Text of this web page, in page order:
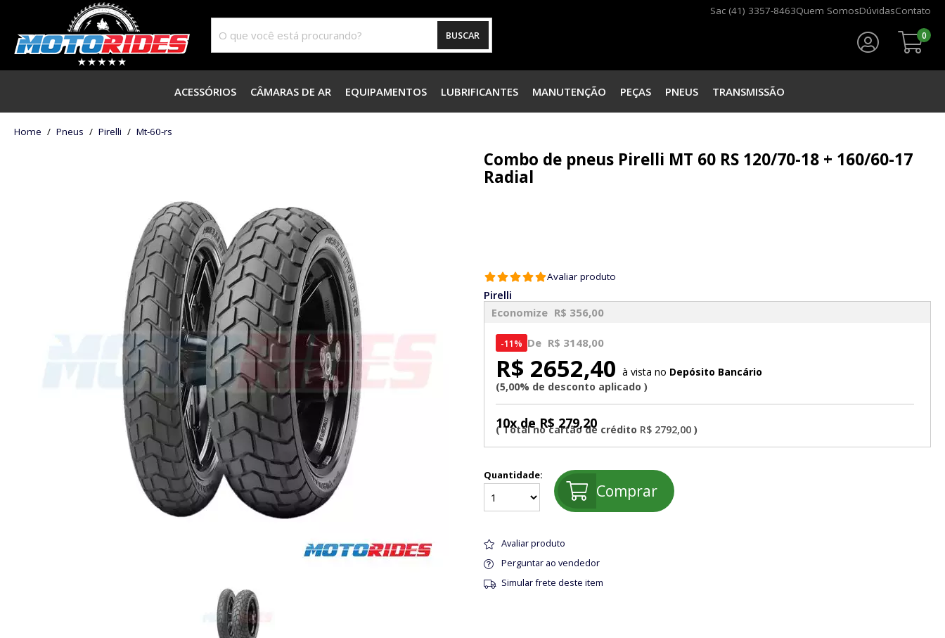
Sac (41) 3357-8463Quem SomosDúvidasContato
BUSCAR 0
ACESSÓRIOS CÂMARAS DE AR EQUIPAMENTOS LUBRIFICANTES MANUTENÇÃO PEÇAS PNEUS TRANSMISSÃO
home Pneus pirelli mt-60-rs
Combo de pneus Pirelli MT 60 RS 120/70-18 + 160/60-17
Radial
Avaliar produto
Pirelli
De R$ 3148,00
R$ 2792,00
Economize R$ 356,00
11%
10x de R$ 279,20
R$ 2652,40
5,00% de desconto aplicado
Depósito Bancário
Quantidade:
Comprar
Avaliar produto
Perguntar ao vendedor
Simular frete deste item